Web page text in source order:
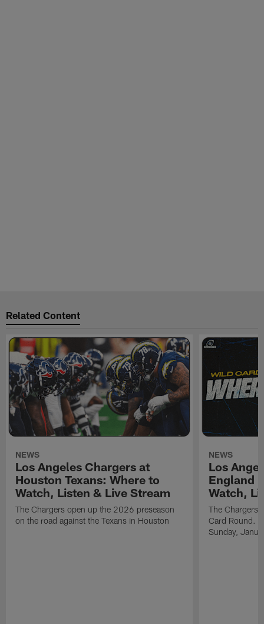
Related Content
NEWS
Los Angeles Chargers at
Houston Texans: Where to
Watch, Listen & Live Stream
The Chargers open up the 2026 preseason
on the road against the Texans in Houston
NEWS
Los
England
Watch,
The Chargers
Card Round.
Sunday,